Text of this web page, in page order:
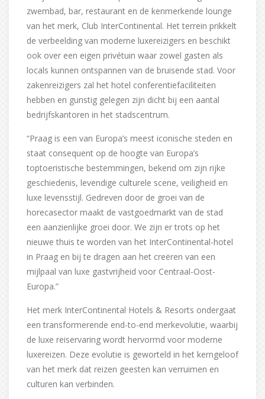
zwembad, bar, restaurant en de kenmerkende lounge
van het merk, Club InterContinental. Het terrein prikkelt
de verbeelding van moderne luxereizigers en beschikt
ook over een eigen privétuin waar zowel gasten als
locals kunnen ontspannen van de bruisende stad. Voor
zakenreizigers zal het hotel conferentiefaciliteiten
hebben en gunstig gelegen zijn dicht bij een aantal
bedrijfskantoren in het stadscentrum.
“Praag is een van Europa’s meest iconische steden en
staat consequent op de hoogte van Europa’s
toptoeristische bestemmingen, bekend om zijn rijke
geschiedenis, levendige culturele scene, veiligheid en
luxe levensstijl. Gedreven door de groei van de
horecasector maakt de vastgoedmarkt van de stad
een aanzienlijke groei door. We zijn er trots op het
nieuwe thuis te worden van het InterContinental-hotel
in Praag en bij te dragen aan het creëren van een
mijlpaal van luxe gastvrijheid voor Centraal-Oost-
Europa.”
Het merk InterContinental Hotels & Resorts ondergaat
een transformerende end-to-end merkevolutie, waarbij
de luxe reiservaring wordt hervormd voor moderne
luxereizen. Deze evolutie is geworteld in het kerngeloof
van het merk dat reizen geesten kan verruimen en
culturen kan verbinden.